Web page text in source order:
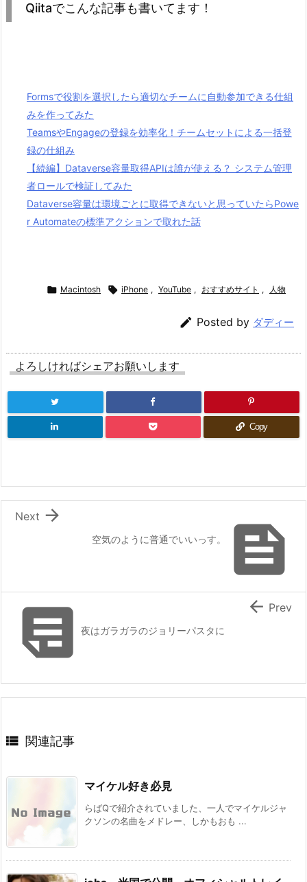
Qiitaでこんな記事も書いてます！
Formsで役割を選択したら適切なチームに自動参加できる仕組
みを作ってみた
TeamsやEngageの登録を効率化！チームセットによる一括登
録の仕組み
【続編】Dataverse容量取得APIは誰が使える？ システム管理
者ロールで検証してみた
Dataverse容量は環境ごとに取得できないと思っていたらPowe
r Automateの標準アクションで取れた話
 Macintosh  iPhone , YouTube , おすすめサイト , 人物
 Posted by ダディー
よろしければシェアお願いします
Copy

空気のように普通でいいっす。

Next
夜はガラガラのジョリーパスタに
 Prev
 関連記事
マイケル好き必見
らばQで紹介されていました、一人でマイケルジャ
クソンの名曲をメドレー、しかもおも ...